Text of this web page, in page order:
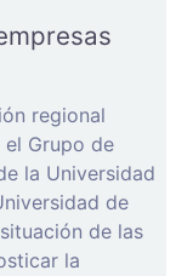
regional
el Grupo de
la Universidad
de
de las
la